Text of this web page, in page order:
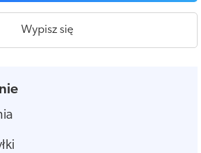
Wypisz się